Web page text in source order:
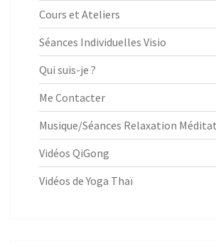
Cours et Ateliers
Séances Individuelles Visio
Qui suis-je ?
Me Contacter
Musique/Séances Relaxation
Vidéos QiGong
Vidéos de Yoga Thaï